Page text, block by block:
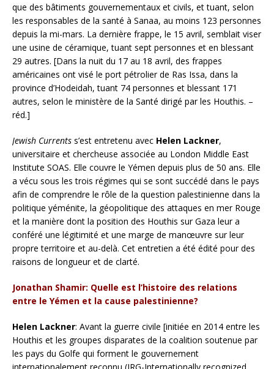
que des bâtiments gouvernementaux et civils, et tuant, selon
les responsables de la santé à Sanaa, au moins 123 personnes
depuis la mi-mars. La dernière frappe, le 15 avril, semblait viser
une usine de céramique, tuant sept personnes et en blessant
29 autres. [Dans la nuit du 17 au 18 avril, des frappes
américaines ont visé le port pétrolier de Ras Issa, dans la
province d’Hodeidah, tuant 74 personnes et blessant 171
autres, selon le ministère de la Santé dirigé par les Houthis. –
réd.]
Jewish Currents s’est entretenu avec Helen Lackner,
universitaire et chercheuse associée au London Middle East
Institute SOAS. Elle couvre le Yémen depuis plus de 50 ans. Elle
a vécu sous les trois régimes qui se sont succédé dans le pays
afin de comprendre le rôle de la question palestinienne dans la
politique yéménite, la géopolitique des attaques en mer Rouge
et la manière dont la position des Houthis sur Gaza leur a
conféré une légitimité et une marge de manœuvre sur leur
propre territoire et au-delà. Cet entretien a été édité pour des
raisons de longueur et de clarté.
Jonathan Shamir: Quelle est l’histoire des relations
entre le Yémen et la cause palestinienne?
Helen Lackner: Avant la guerre civile [initiée en 2014 entre les
Houthis et les groupes disparates de la coalition soutenue par
les pays du Golfe qui forment le gouvernement
internationalement reconnu (IRG-Internationally recognized